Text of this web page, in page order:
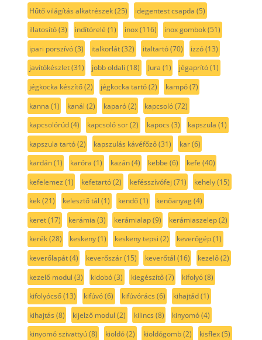
Hűtő világítás alkatrészek(25) idegentest csapda (5)
illatosító(3) indítórelé (1) inox(116) inox gombok(51)
ipari porszívó(3) italkorlát(32) italtartó(70) izzó(13)
javítókészlet(31) jobb oldali (18) Jura (1) jégaprító(1)
jégkocka készítő(2) jégkocka tartó(2) kampó(7)
kanna (1) kanál (2) kaparó(2) kapcsoló(72)
kapcsolórúd(4) kapcsoló sor(2) kapocs (3) kapszula (1)
kapszula tartó(2) kapszulás kávéfőző(31) kar(6)
kardán(1) karóra (1) kazán(4) kebbe (6) kefe (40)
kefelemez (1) kefetartó(2) kefésszívófej (71) kehely(15)
kek(21) kelesztő tál (1) kendő(1) kenőanyag(4)
keret(17) kerámia (3) kerámialap(9) kerámiaszelep(2)
kerék(28) keskeny(1) keskeny tepsi (2) keverőgép(1)
keverőlapát(4) keverőszár(15) keverőtál (16) kezelő(2)
kezelő modul (3) kidobó(3) kiegészítő(7) kifolyó(8)
kifolyócső(13) kifúvó(6) kifúvórács (6) kihajtád(1)
kihajtás (8) kijelző modul (2) kilincs (8) kinyomó(4)
kinyomó szivattyú(8) kioldó(2) kioldógomb(2) kisflex(5)